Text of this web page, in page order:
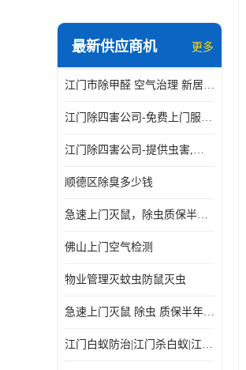
最新供应商机 更多
江门市除甲醛 空气治理 新居除异味 除苯 装修后异味清除
江门除四害公司-免费上门服务-随叫随到
江门除四害公司-提供虫害,病毒等全面消杀服务
顺德区除臭多少钱
急速上门灭鼠，除虫质保半年，白蚁、跳蚤、臭虫、蟑螂、德国小镰
佛山上门空气检测
物业管理灭蚊虫防鼠灭虫
急速上门灭鼠 除虫 质保半年 白蚁 跳蚤 臭虫 蟑螂 德国小镰
江门白蚁防治|江门杀白蚁|江门杀虫灭鼠|江门灭白蚁|